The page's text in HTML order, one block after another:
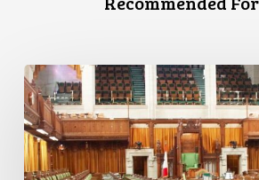
L’ACLC
se
joint
à
une